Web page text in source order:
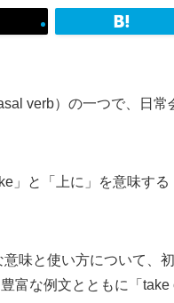
verb）の一つで、日
」と「上に」を意味す
味と使い方について、
富な例文とともに「take